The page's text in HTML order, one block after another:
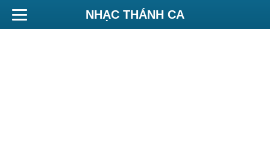
NHẠC THÁNH CA